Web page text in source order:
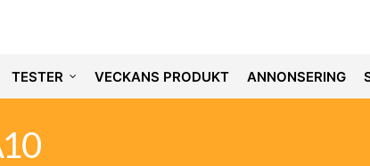
TESTER VECKANS PRODUKT ANNONSERING